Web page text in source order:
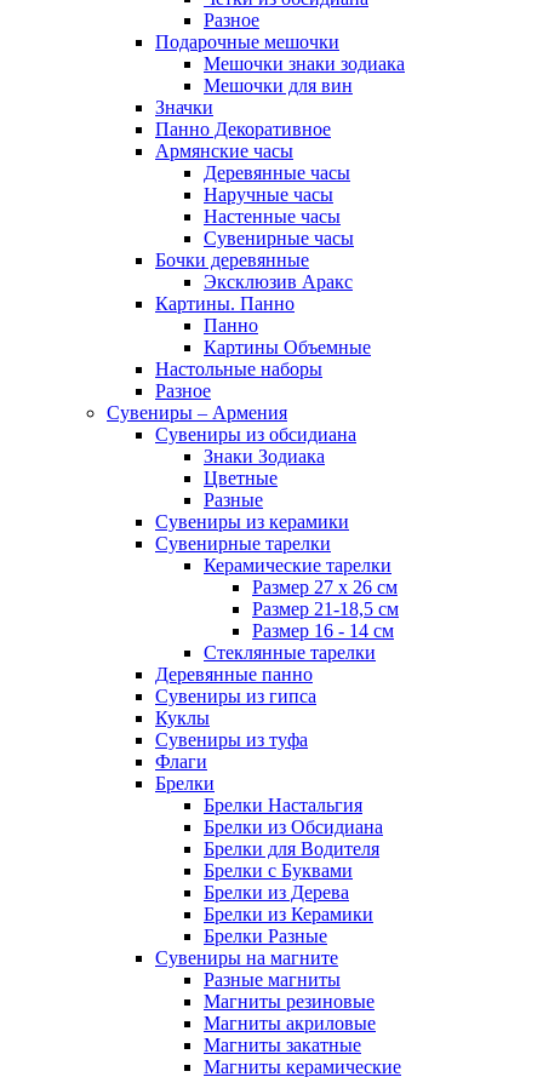
Разное
Подарочные мешочки
Мешочки знаки зодиака
Мешочки для вин
Значки
Панно Декоративное
Армянские часы
Деревянные часы
Наручные часы
Настенные часы
Сувенирные часы
Бочки деревянные
Эксклюзив Аракс
Картины. Панно
Панно
Картины Объемные
Настольные наборы
Разное
Сувениры – Армения
Сувениры из обсидиана
Знаки Зодиака
Цветные
Разные
Сувениры из керамики
Сувенирные тарелки
Керамические тарелки
Размер 27 х 26 см
Размер 21-18,5 см
Размер 16 - 14 см
Стеклянные тарелки
Деревянные панно
Сувениры из гипса
Куклы
Сувениры из туфа
Флаги
Брелки
Брелки Настальгия
Брелки из Обсидиана
Брелки для Водителя
Брелки с Буквами
Брелки из Дерева
Брелки из Керамики
Брелки Разные
Сувениры на магните
Разные магниты
Магниты резиновые
Магниты акриловые
Магниты закатные
Магниты керамические